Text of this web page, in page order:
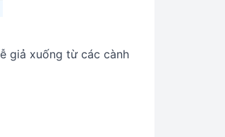
giả xuống từ các cành